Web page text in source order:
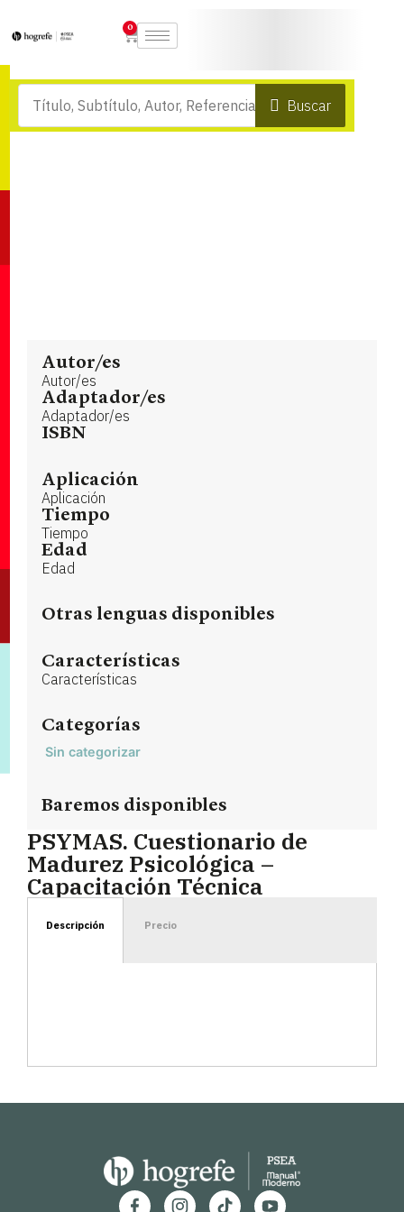
0
Buscar
Autor/es
Autor/es
Adaptador/es
Adaptador/es
ISBN
Aplicación
Aplicación
Tiempo
Tiempo
Edad
Edad
Otras lenguas disponibles
Características
Características
Categorías
Sin categorizar
Baremos disponibles
PSYMAS. Cuestionario de
Madurez Psicológica –
Capacitación Técnica
Descripción Precio